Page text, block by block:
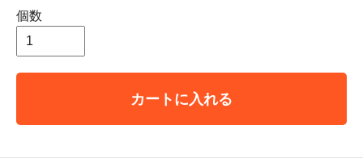
個数
カートに入れる